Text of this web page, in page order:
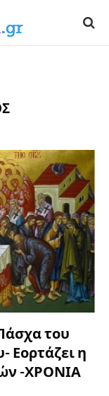
του
Εορτάζει η
-ΧΡΟΝΙΑ